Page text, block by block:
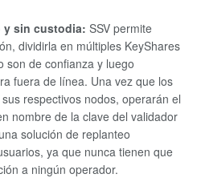
y sin custodia: SSV permite
dividirla en múltiples KeyShares
son de confianza y luego
fuera de línea. Una vez que los
respectivos nodos, operarán el
nombre de la clave del validador
solución de replanteo
ya que nunca tienen que
a ningún operador.